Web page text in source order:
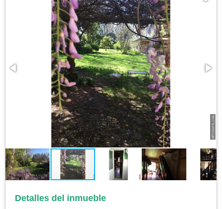
Detalles del inmueble